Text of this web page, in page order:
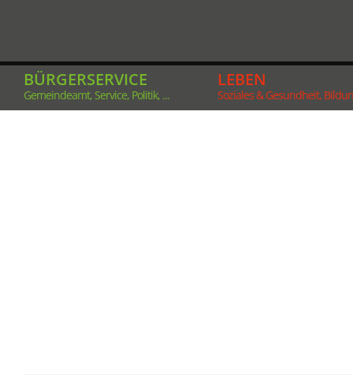
BÜRGERSERVICE
Gemeindeamt, Service, Politik, ...
LEBEN
Soziales & Gesundheit,